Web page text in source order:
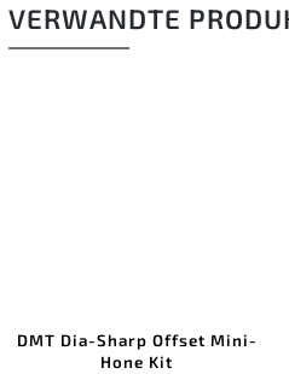
VERWANDTE
DMT Dia-Sharp Offset Mini-
Hone Kit